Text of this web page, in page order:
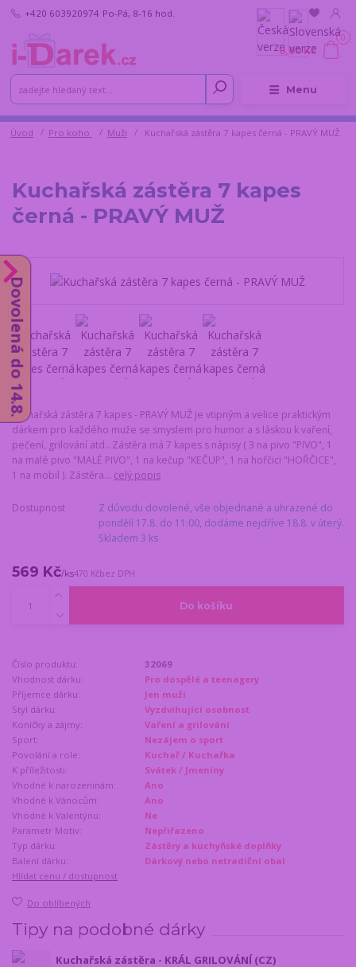
Menu
+420 603920974 Po-Pá, 8-16 hod.
0
0,00 Kč
Úvod Pro koho Muži Kuchařská zástěra 7 kapes černá - PRAVÝ MUŽ
Kuchařská zástěra 7 kapes
černá - PRAVÝ MUŽ
Kuchařská zástěra 7 kapes - PRAVÝ MUŽ je vtipným a velice praktickým
dárkem pro každého muže se smyslem pro humor a s láskou k vaření,
pečení, grilování atd.. Zástěra má 7 kapes s nápisy ( 3 na pivo "PIVO", 1
na malé pivo "MALÉ PIVO", 1 na kečup "KEČUP", 1 na hořčici "HOŘČICE",
1 na mobil ). Zástěra... celý popis
Dostupnost
Z důvodu dovolené, vše objednané a uhrazené do
pondělí 17.8. do 11:00, dodáme nejdříve 18.8. v úterý.
Skladem 3 ks
569 Kč/ks470 Kčbez DPH
Do košíku
Číslo produktu:
32069
Vhodnost dárku:
Pro dospělé a teenagery
Příjemce dárku:
Jen muži
Styl dárku:
Vyzdvihující osobnost
Koníčky a zájmy:
Vaření a grilování
Sport:
Nezájem o sport
Povolání a role:
Kuchař / Kuchařka
K příležitosti:
Svátek / Jmeniny
Vhodné k narozeninám:
Ano
Vhodné k Vánocům:
Ano
Vhodné k Valentýnu:
Ne
Parametr Motiv:
Nepřiřazeno
Typ dárku:
Zástěry a kuchyňské doplňky
Balení dárku:
Dárkový nebo netradiční obal
Hlídat cenu / dostupnost
Do oblíbených
Tipy na podobné dárky
Kuchařská zástěra - KRÁL GRILOVÁNÍ (CZ)
Dovolená do 14.8.